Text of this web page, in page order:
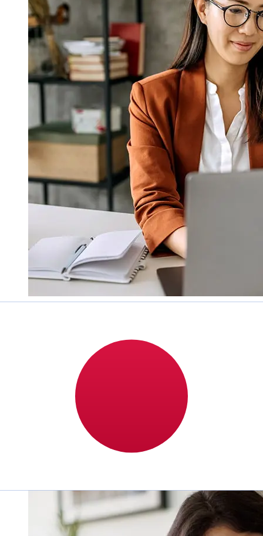
om over te JPY ?
Bezorgtijden voor internationale overboekingen met
Nordea Finland van Euro Lidstaten tot Japan variëren
afhankelijk van de betaalmethode en het tijdstip van
transacties. Internationale bankoverschrijvingen duren
meestal 1 tot 5 werkdagen. Factoren zoals feestdagen
en veiligheidscontroles kunnen ook invloed hebben op
de levering. Controleer Nordea Bank Abpde afkaptijden
om vertragingen te voorkomen.